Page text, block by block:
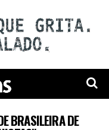
BRASILEIRA DE